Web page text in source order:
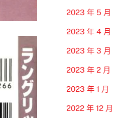
2023 年 5 月
2023 年 4 月
2023 年 3 月
2023 年 2 月
2023 年 1 月
2022 年 12 月